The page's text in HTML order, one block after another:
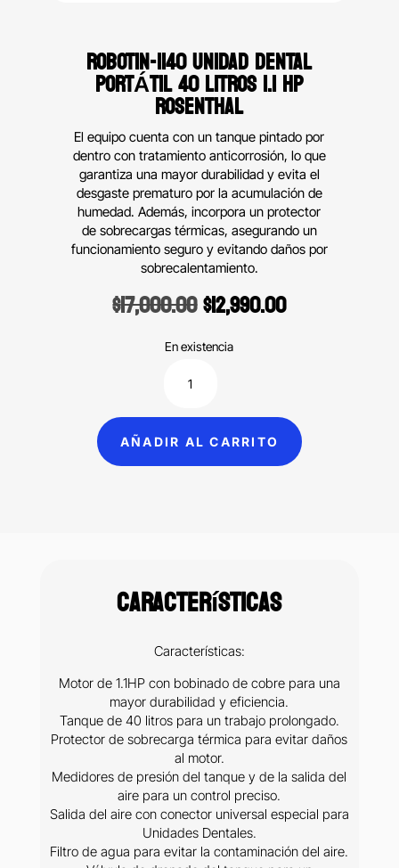
ROBOTIN-1140 UNIDAD DENTAL
PORTÁTIL 40 LITROS 1.1 HP
ROSENTHAL
El equipo cuenta con un tanque pintado por
dentro con tratamiento anticorrosión, lo que
garantiza una mayor durabilidad y evita el
desgaste prematuro por la acumulación de
humedad. Además, incorpora un protector
de sobrecargas térmicas, asegurando un
funcionamiento seguro y evitando daños por
sobrecalentamiento.
$17,000.00Original
price
was:
$12,990.00Current
En existencia
unidad
dental
portátil
Rosenthal
cantidad
AÑADIR AL CARRITO
Características
Características:
Motor de 1.1HP con bobinado de cobre para una
mayor durabilidad y eficiencia.
Tanque de 40 litros para un trabajo prolongado.
Protector de sobrecarga térmica para evitar daños
al motor.
Medidores de presión del tanque y de la salida del
aire para un control preciso.
Salida del aire con conector universal especial para
Unidades Dentales.
Filtro de agua para evitar la contaminación del aire.